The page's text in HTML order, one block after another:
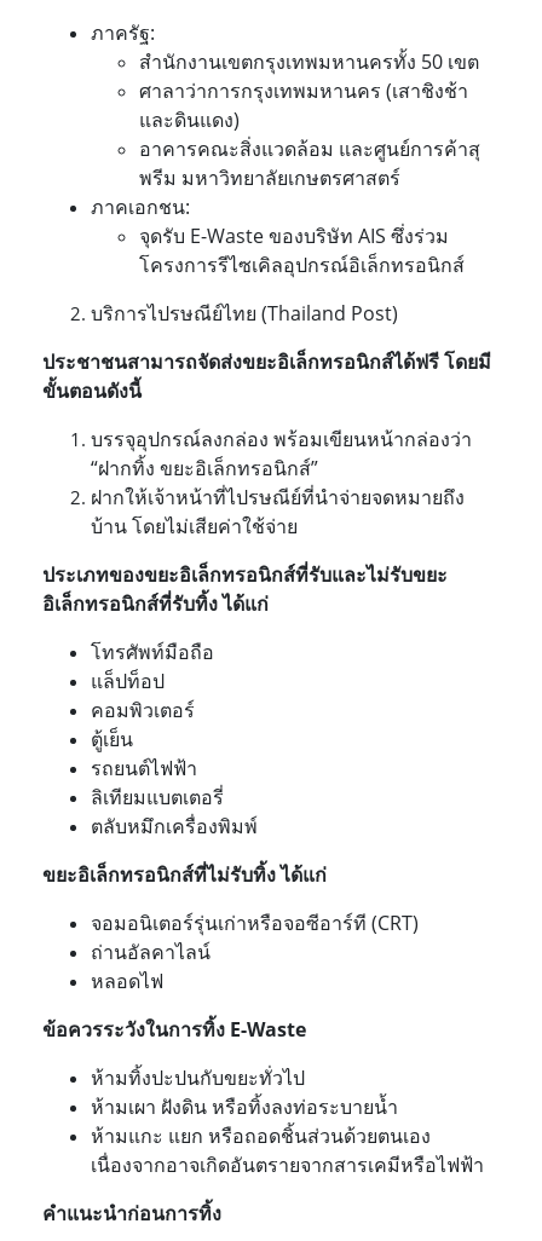
ภาครัฐ:
สำนักงานเขตกรุงเทพมหานครทั้ง 50 เขต
ศาลาว่าการกรุงเทพมหานคร (เสาชิงช้า
และดินแดง)
อาคารคณะสิ่งแวดล้อม และศูนย์การค้าสุ
พรีม มหาวิทยาลัยเกษตรศาสตร์
ภาคเอกชน:
จุดรับ E-Waste ของบริษัท AIS ซึ่งร่วม
โครงการรีไซเคิลอุปกรณ์อิเล็กทรอนิกส์
บริการไปรษณีย์ไทย (Thailand Post)
ประชาชนสามารถจัดส่งขยะอิเล็กทรอนิกส์ได้ฟรี โดยมี
ขั้นตอนดังนี้
บรรจุอุปกรณ์ลงกล่อง พร้อมเขียนหน้ากล่องว่า
“ฝากทิ้ง ขยะอิเล็กทรอนิกส์”
ฝากให้เจ้าหน้าที่ไปรษณีย์ที่นำจ่ายจดหมายถึง
บ้าน โดยไม่เสียค่าใช้จ่าย
ประเภทของขยะอิเล็กทรอนิกส์ที่รับและไม่รับขยะ
อิเล็กทรอนิกส์ที่รับทิ้ง ได้แก่
โทรศัพท์มือถือ
แล็ปท็อป
คอมพิวเตอร์
ตู้เย็น
รถยนต์ไฟฟ้า
ลิเทียมแบตเตอรี่
ตลับหมึกเครื่องพิมพ์
ขยะอิเล็กทรอนิกส์ที่ไม่รับทิ้ง ได้แก่
จอมอนิเตอร์รุ่นเก่าหรือจอซีอาร์ที (CRT)
ถ่านอัลคาไลน์
หลอดไฟ
ข้อควรระวังในการทิ้ง E-Waste
ห้ามทิ้งปะปนกับขยะทั่วไป
ห้ามเผา ฝังดิน หรือทิ้งลงท่อระบายน้ำ
ห้ามแกะ แยก หรือถอดชิ้นส่วนด้วยตนเอง
เนื่องจากอาจเกิดอันตรายจากสารเคมีหรือไฟฟ้า
คำแนะนำก่อนการทิ้ง